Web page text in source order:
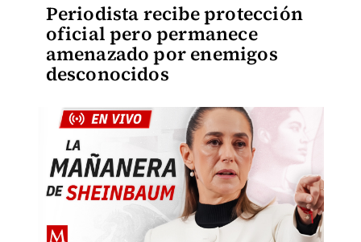
Periodista recibe protección
oficial pero permanece
amenazado por enemigos
desconocidos